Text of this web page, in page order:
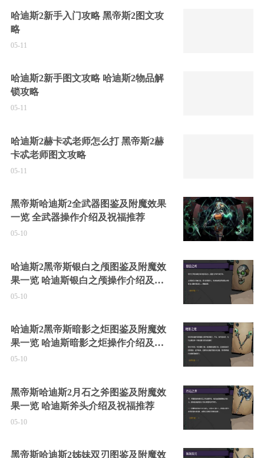
哈迪斯2新手入门攻略 黑帝斯2图文攻
略
05-11
哈迪斯2新手图文攻略 哈迪斯2物品解
锁攻略
05-11
哈迪斯2赫卡忒老师怎么打 黑帝斯2赫
卡忒老师图文攻略
05-11
黑帝斯哈迪斯2全武器图鉴及附魔效果
一览 全武器操作介绍及祝福推荐
05-10
哈迪斯2黑帝斯银白之颅图鉴及附魔效
果一览 哈迪斯银白之颅操作介绍及祝
福推荐
05-10
哈迪斯2黑帝斯暗影之炬图鉴及附魔效
果一览 哈迪斯暗影之炬操作介绍及祝
福推荐
05-10
黑帝斯哈迪斯2月石之斧图鉴及附魔效
果一览 哈迪斯斧头介绍及祝福推荐
05-10
黑帝斯哈迪斯2姊妹双刃图鉴及附魔效